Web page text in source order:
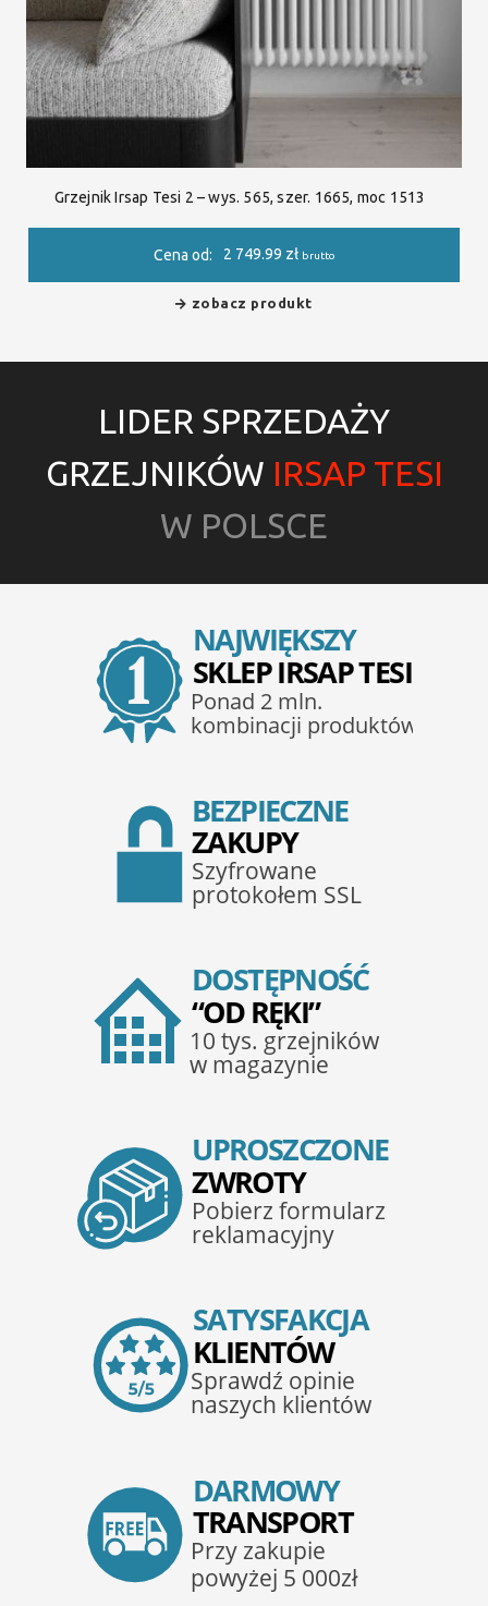
Grzejnik Irsap Tesi 2 – wys. 565, szer. 1665, moc 1513
Cena od: 2 749.99 zł brutto
zobacz produkt
LIDER SPRZEDAŻY
GRZEJNIKÓW IRSAP TESI
W POLSCE